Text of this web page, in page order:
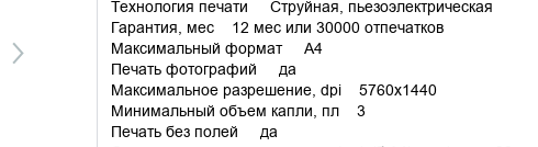
Технология печати Струйная, пьезоэлектрическая
Гарантия, мес 12 мес или 30000 отпечатков
Максимальный формат A4
Печать фотографий да
Максимальное разрешение, dpi 5760x1440
Минимальный объем капли, пл 3
Печать без полей да